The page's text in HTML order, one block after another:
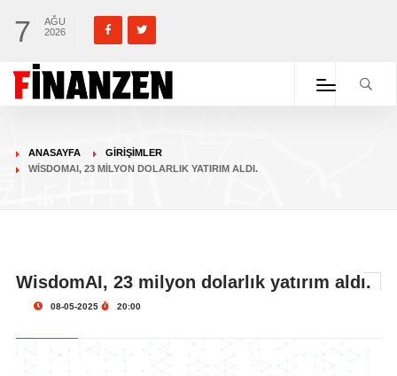
7
AĞU
2026
ANASAYFA
GIRIŞIMLER
WISDOMAI, 23 MILYON DOLARLIK YATIRIM ALDI.
WisdomAI, 23 milyon dolarlık yatırım aldı.
08-05-2025 20:00